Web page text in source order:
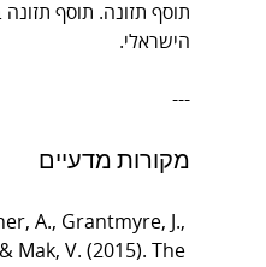
תוסף תזונה. תוסף
הישראלי.
---
מקורות מדעיים
A., Grantmyre, J.,
Mak, V. (2015). The